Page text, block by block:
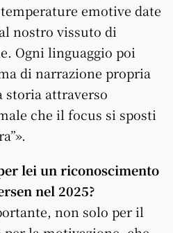
emotive date
nostro vissuto di
Ogni linguaggio poi
di narrazione propria
storia attraverso
che il focus si sposti
lei un riconoscimento
nel 2025?
non solo per il